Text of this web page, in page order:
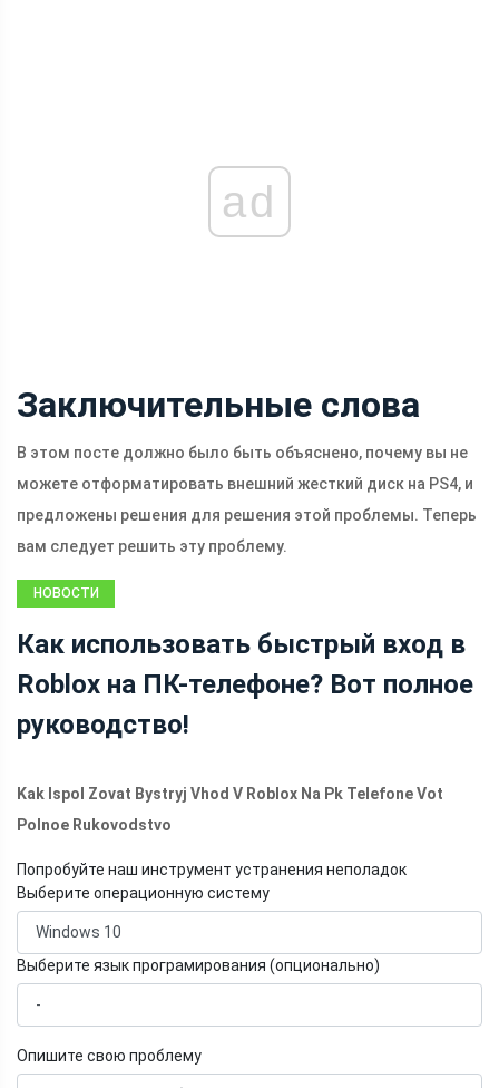
ad
Заключительные слова
В этом посте должно было быть объяснено, почему вы не
можете отформатировать внешний жесткий диск на PS4, и
предложены решения для решения этой проблемы. Теперь
вам следует решить эту проблему.
НОВОСТИ
Как использовать быстрый вход в
Roblox на ПК-телефоне? Вот полное
руководство!
Kak Ispol Zovat Bystryj Vhod V Roblox Na Pk Telefone Vot
Polnoe Rukovodstvo
Попробуйте наш инструмент устранения неполадок
Выберите операционную систему
Выберите язык програмирования (опционально)
Опишите свою проблему